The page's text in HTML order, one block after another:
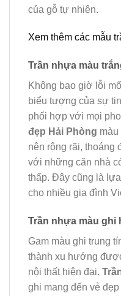
của gỗ tự nhiên.
Xem thêm các mẫu
Trần nhựa màu
Không bao giờ lỗi
biểu tượng của sự
phối hợp với mọi
đẹp Hải Phòng
nên rộng rãi, thoáng
với những căn nhà
thấp. Đây cũng là
cho nhiều gia đình
Trần nhựa màu ghi
Gam màu ghi trung
thành xu hướng
nội thất hiện đại.
ghi mang đến vẻ